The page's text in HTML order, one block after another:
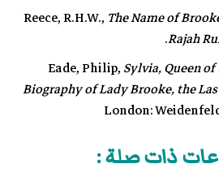
Reece, R.H.W., The Name of
Rajah
Eade, Philip,Sylvia, Queen
Biography of Lady Brooke, the
London:
ذات صلة :